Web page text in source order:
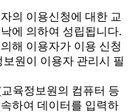
의 이용신청에 대한 교
에 의하여 성립됩니다.
해 이용자가 이용 신청
원이 이용자 관리시 필
육정보원의 컴퓨터 등
하여 데이터를 입력하